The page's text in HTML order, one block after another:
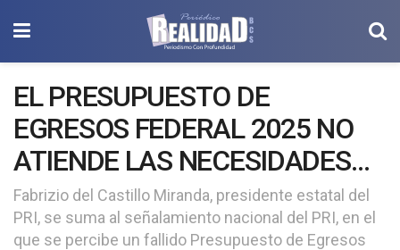
EL PRESUPUESTO DE
EGRESOS FEDERAL 2025 NO
ATIENDE LAS NECESIDADES
REALES DE LA POBLACIÓN
MEXICANA: PRI
Fabrizio del Castillo Miranda, presidente estatal del
PRI, se suma al señalamiento nacional del PRI, en el
que se percibe un fallido Presupuesto de Egresos